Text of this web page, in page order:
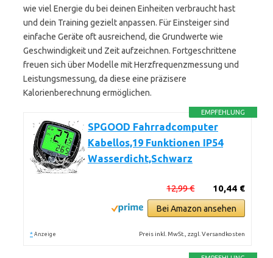
wie viel Energie du bei deinen Einheiten verbraucht hast
und dein Training gezielt anpassen. Für Einsteiger sind
einfache Geräte oft ausreichend, die Grundwerte wie
Geschwindigkeit und Zeit aufzeichnen. Fortgeschrittene
freuen sich über Modelle mit Herzfrequenzmessung und
Leistungsmessung, da diese eine präzisere
Kalorienberechnung ermöglichen.
EMPFEHLUNG
SPGOOD Fahrradcomputer
Kabellos,19 Funktionen IP54
Wasserdicht,Schwarz
10,44 €
12,99 €
Bei Amazon ansehen
* Anzeige Preis inkl. MwSt., zzgl. Versandkosten